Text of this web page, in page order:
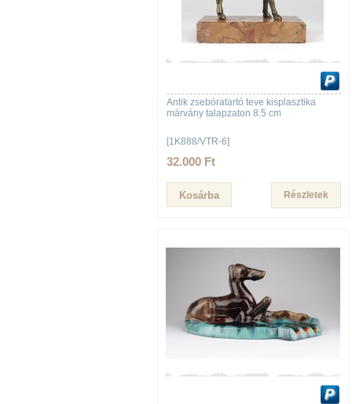
Antik zsebóratartó teve kisplasztika
márvány talapzaton 8.5 cm
[1K888/VTR-6]
32.000 Ft
Részletek